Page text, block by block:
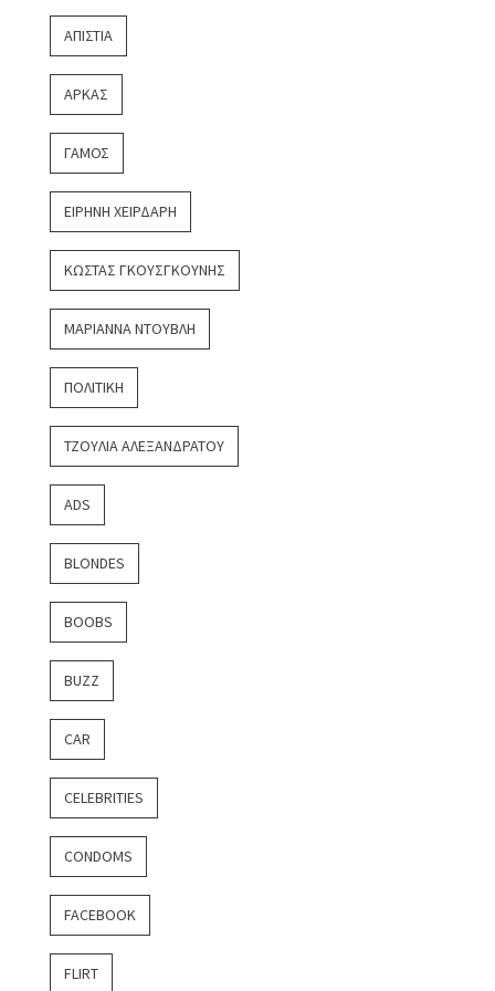
ΑΠΙΣΤΊΑ
ΑΡΚΆΣ
ΓΆΜΟΣ
ΕΙΡΉΝΗ ΧΕΙΡΔΆΡΗ
ΚΏΣΤΑΣ ΓΚΟΥΣΓΚΟΎΝΗΣ
ΜΑΡΙΆΝΝΑ ΝΤΟΎΒΛΗ
ΠΟΛΙΤΙΚΉ
ΤΖΟΎΛΙΑ ΑΛΕΞΑΝΔΡΆΤΟΥ
ADS
BLONDES
BOOBS
BUZZ
CAR
CELEBRITIES
CONDOMS
FACEBOOK
FLIRT